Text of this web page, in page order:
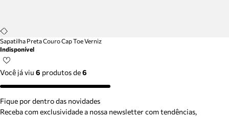
Sapatilha Preta Couro Cap Toe Verniz
Indisponível
Você já viu 6 produtosde6
Fique por dentro das novidades
Receba com exclusividade a nossa newsletter com tendências,